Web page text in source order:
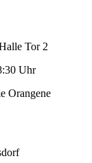
Tor 2
Uhr
Orangene